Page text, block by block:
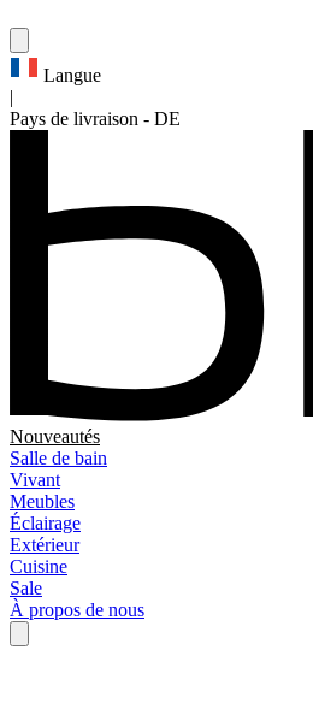
Langue
Pays de livraison - DE
Nouveautés
Salle de bain
Vivant
Meubles
Éclairage
Extérieur
Cuisine
Sale
À propos de nous